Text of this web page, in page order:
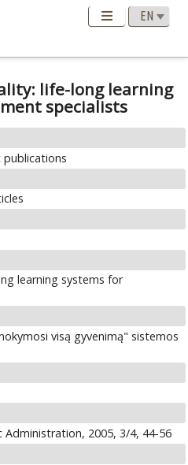
life-long learning
specialists
publications
learning systems for
visą gyvenimą" sistemos
Administration, 2005, 3/4, 44-56